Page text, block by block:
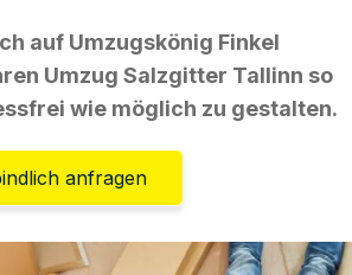
auf Umzugskönig Finkel
Umzug Salzgitter Tallinn so
wie möglich zu gestalten.
anfragen